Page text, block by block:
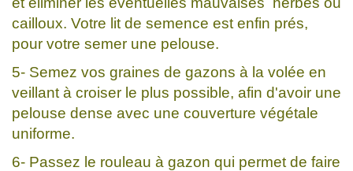
cailloux. Votre lit de semence est enfin prés,
pour votre semer une pelouse.
5- Semez vos graines de gazons à la volée en
veillant à croiser le plus possible, afin d'avoir une
pelouse dense avec une couverture végétale
uniforme.
6- Passez le rouleau à gazon qui permet de faire